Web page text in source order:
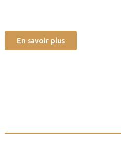
En savoir plus